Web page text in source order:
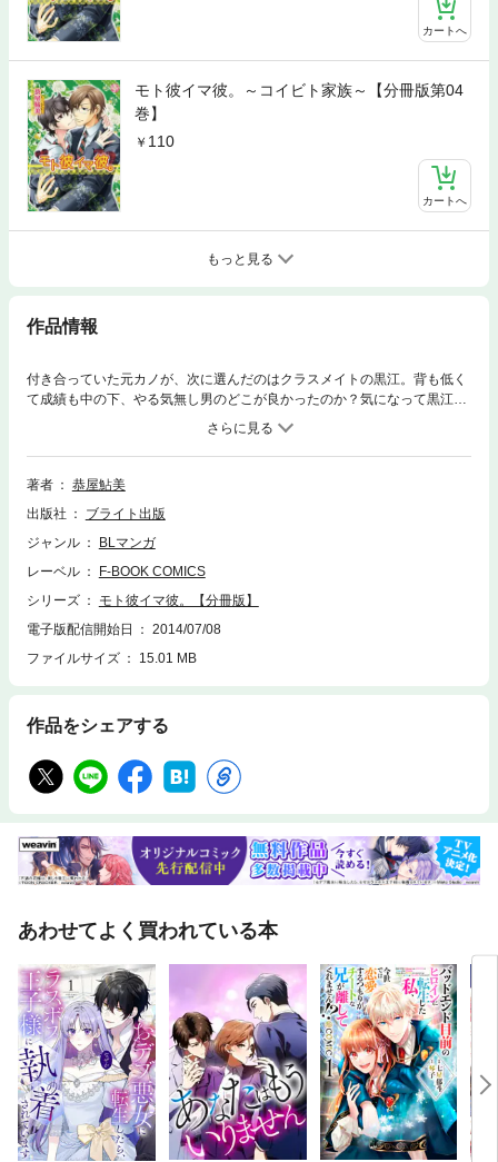
カートへ
モト彼イマ彼。～コイビト家族～【分冊版第04
巻】
110
カートへ
もっと見る
作品情報
付き合っていた元カノが、次に選んだのはクラスメイトの黒江。背も低く
て成績も中の下、やる気無し男のどこが良かったのか？気になって黒江を
見ていた常藤は、とんでもないシーンを目撃！ラブホの前でもめてたり、
カツアゲしてたり、ろくなもんじゃないっ!!でも、本当の黒江は想像と全
く違って……ヤバイくらいに可愛かった!!!
著者
恭屋鮎美
出版社
ブライト出版
ジャンル
BLマンガ
レーベル
F-BOOK COMICS
シリーズ
モト彼イマ彼。【分冊版】
電子版配信開始日
2014/07/08
ファイルサイズ
15.01 MB
作品をシェアする
あわせてよく買われている本